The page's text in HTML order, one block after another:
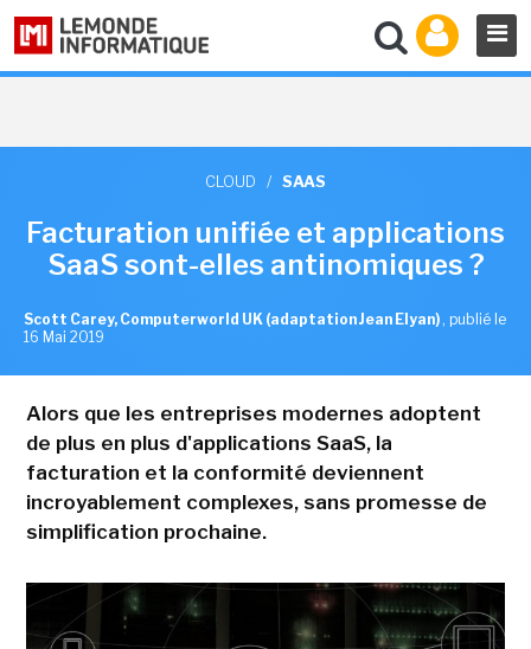
CLOUD / SAAS
Facturation unifiée et applications
SaaS sont-elles antinomiques ?
Scott Carey, Computerworld UK (adaptation Jean Elyan) , publié le
16 Mai 2019
Alors que les entreprises modernes adoptent
de plus en plus d'applications SaaS, la
facturation et la conformité deviennent
incroyablement complexes, sans promesse de
simplification prochaine.